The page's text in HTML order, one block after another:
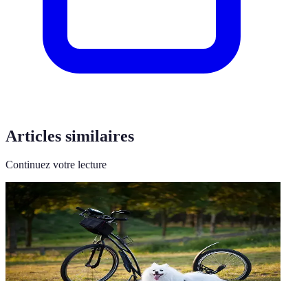
Articles similaires
Continuez votre lecture